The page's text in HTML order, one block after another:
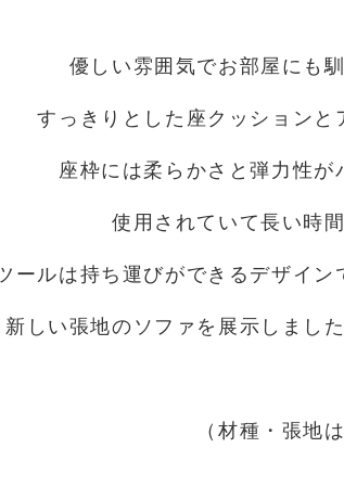
優しい雰囲気でお部屋にも
すっきりとした座クッションと
座枠には柔らかさと弾力性
使用されていて長い時
ールは持ち運びができるデザイン
新しい張地のソファを展示しまし
（材種・張地